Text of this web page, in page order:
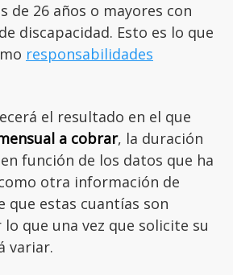
de 26 años o mayores con
discapacidad. Esto es lo que
responsabilidades
el resultado en el que
a cobrar, la duración
función de los datos que ha
otra información de
que estas cuantías son
que una vez que solicite su
variar.